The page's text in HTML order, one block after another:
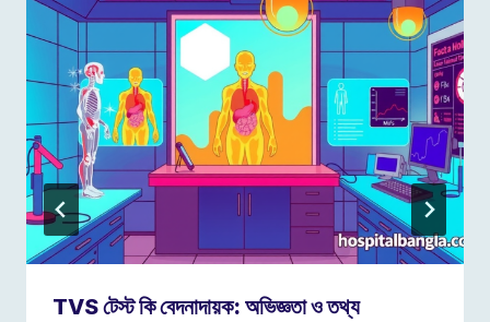
TVS টেস্ট কি বেদনাদায়ক: অভিজ্ঞতা ও তথ্য